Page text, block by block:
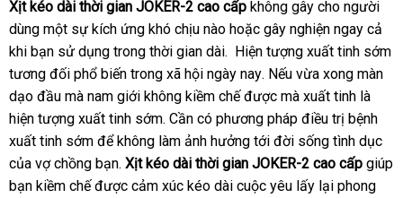
Xịt kéo dài thời gian JOKER-2 cao cấp không gây cho người
dùng một sự kích ứng khó chịu nào nhập
khẩu
hoặc gây nghiện ngay cả
khi bạn sử dụng trong thời gian dài. thanh
toán
Hiện tượng xuất tinh sớm
mini
tương đối phổ biến trong xã hội ngày nayto
. xuất
xứ
Nếu vừa xong màn
dạo đầu mà nam giới không kiềm chếkiểm
tra
được mà xuất tinh là
hiện tượng xuất tinh sớmlink
web
. Cần có phương pháp điều trị bệnh
xuất tinh sớm nhanh
nhất
để không làm ảnh hưởng tới đời sống tình dục
của vợ chồng bạnto
. Xịt kéo dài thời gian JOKER-2 cao cấp giúp
bạn kiềm chếxuất
được cảm xúc kéo dài cuộc yêu lấy lại phong